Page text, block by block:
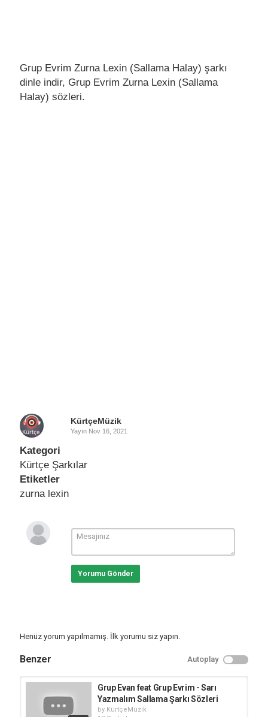
Grup Evrim Zurna Lexin (Sallama Halay) şarkı
dinle indir, Grup Evrim Zurna Lexin (Sallama
Halay) sözleri.
KürtçeMüzik
Yayın Nov 16, 2021
Kategori
Kürtçe Şarkılar
Etiketler
zurna lexin
Yorumu Gönder
Henüz yorum yapılmamış. İlk yorumu siz yapın.
Benzer Autoplay
Grup Evan feat Grup Evrim - Sarı
Yazmalım Sallama Şarkı Sözleri
by KürtçeMüzik